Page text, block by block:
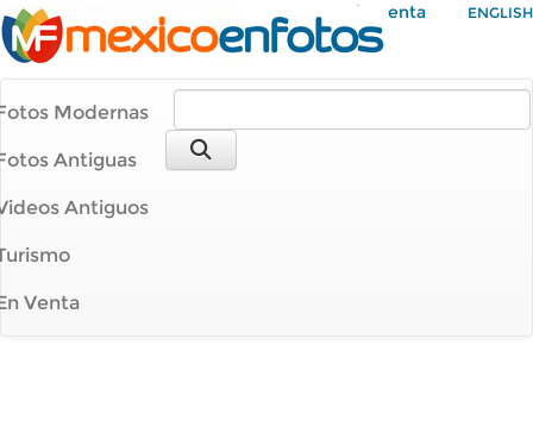
Mi Cuenta ENGLISH
Modernas
Antiguas
Antiguos
Venta